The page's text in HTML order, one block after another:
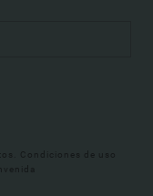
Condiciones de uso